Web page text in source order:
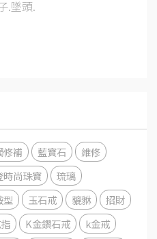
.墜頭.
修補 藍寶石
維修
時尚珠寶
琉璃
型 玉石戒 貔貅
招財
K金鑽石戒
k金戒